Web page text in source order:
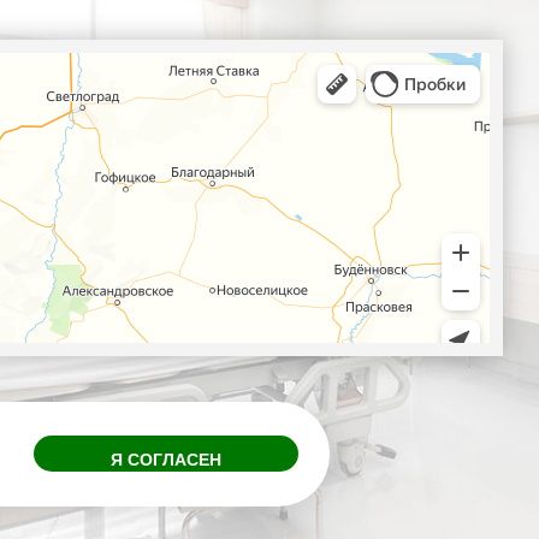
Я СОГЛАСЕН